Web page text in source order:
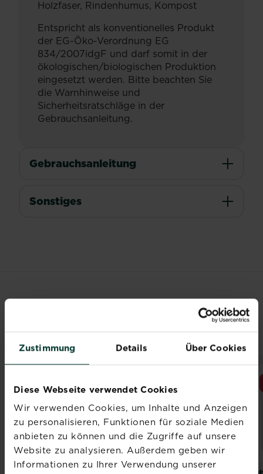
Zustimmung Details Über Cookies
Diese Webseite verwendet Cookies
Wir verwenden Cookies, um Inhalte und Anzeigen
zu personalisieren, Funktionen für soziale Medien
anbieten zu können und die Zugriffe auf unsere
Website zu analysieren. Außerdem geben wir
Informationen zu Ihrer Verwendung unserer
Holzfaser, Rindenhumus, Kompost
Entspricht als konventionelles Produkt
der EG-Öko-Verordnung EG
834/2007idgF und darf somit in der
ökologischen/biologischen Produktion
eingesetzt werden. Bitte beachten Sie
die Warnhinweise und
Sicherheitsratschläge in der
Gebrauchsanleitung.
Gebrauchsanleitung
Sonstiges
PRODUKTE
NEUES DESIGN NEU